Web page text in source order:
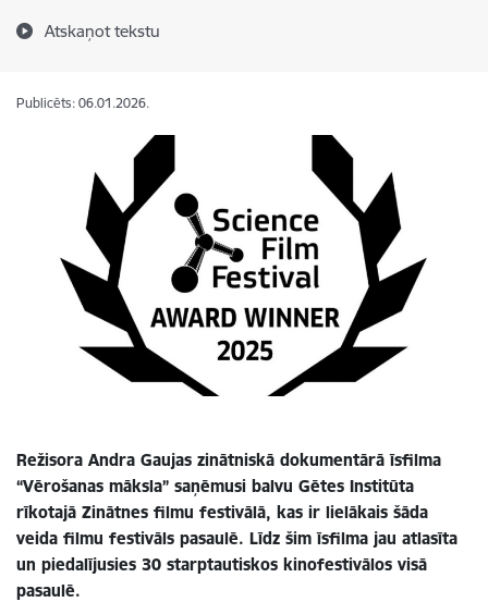
Atskaņot tekstu
Publicēts: 06.01.2026.
Režisora Andra Gaujas zinātniskā dokumentārā īsfilma
“Vērošanas māksla” saņēmusi balvu Gētes Institūta
rīkotajā Zinātnes filmu festivālā, kas ir lielākais šāda
veida filmu festivāls pasaulē. Līdz šim īsfilma jau atlasīta
un piedalījusies 30 starptautiskos kinofestivālos visā
pasaulē.